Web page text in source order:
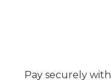
Pay securely with